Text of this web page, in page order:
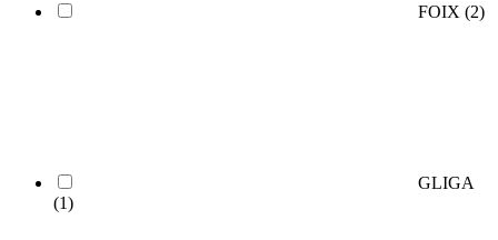
FOIX (2)
GLIGA
(1)